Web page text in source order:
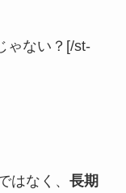
ゃない？[/st-
はなく、 長期